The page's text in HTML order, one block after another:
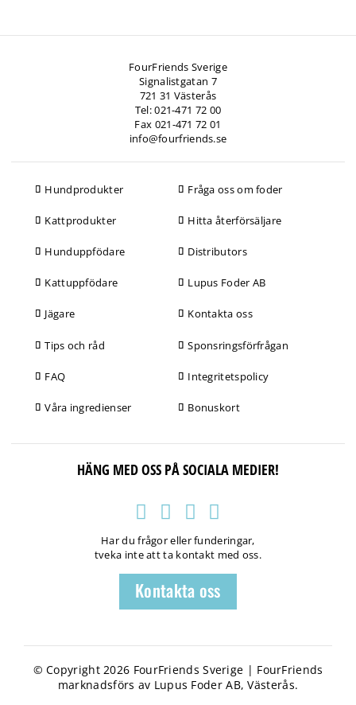
FourFriends Sverige
Signalistgatan 7
721 31 Västerås
Tel: 021-471 72 00
Fax 021-471 72 01
info@fourfriends.se
Hundprodukter
Kattprodukter
Hunduppfödare
Kattuppfödare
Jägare
Tips och råd
FAQ
Våra ingredienser
Fråga oss om foder
Hitta återförsäljare
Distributors
Lupus Foder AB
Kontakta oss
Sponsringsförfrågan
Integritetspolicy
Bonuskort
HÄNG MED OSS PÅ SOCIALA MEDIER!
Har du frågor eller funderingar,
tveka inte att ta kontakt med oss.
Kontakta oss
© Copyright 2026 FourFriends Sverige | FourFriends
marknadsförs av Lupus Foder AB, Västerås.